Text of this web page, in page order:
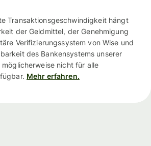
Transaktionsgeschwindigkeit hängt
der Geldmittel, der Genehmigung
Verifizierungssystem von Wise und
des Bankensystems unserer
nicht für alle
Mehr erfahren.